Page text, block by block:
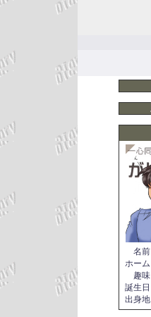
名前
ホーム
趣味
誕生日
出身地